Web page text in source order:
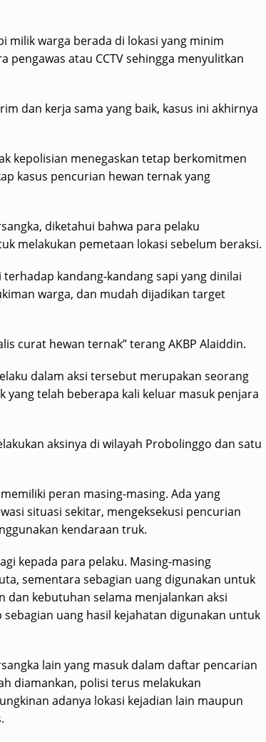
milik warga berada di lokasi yang minim
pengawas atau CCTV sehingga menyulitkan
dan kerja sama yang baik, kasus ini akhirnya
kepolisian menegaskan tetap berkomitmen
kasus pencurian hewan ternak yang
diketahui bahwa para pelaku
melakukan pemetaan lokasi sebelum beraksi.
kandang-kandang sapi yang dinilai
warga, dan mudah dijadikan target
curat hewan ternak” terang AKBP Alaiddin.
dalam aksi tersebut merupakan seorang
yang telah beberapa kali keluar masuk penjara
aksinya di wilayah Probolinggo dan satu
peran masing-masing. Ada yang
situasi sekitar, mengeksekusi pencurian
kendaraan truk.
kepada para pelaku. Masing-masing
sementara sebagian uang digunakan untuk
dan kebutuhan selama menjalankan aksi
uang hasil kejahatan digunakan untuk
lain yang masuk dalam daftar pencarian
diamankan, polisi terus melakukan
adanya lokasi kejadian lain maupun